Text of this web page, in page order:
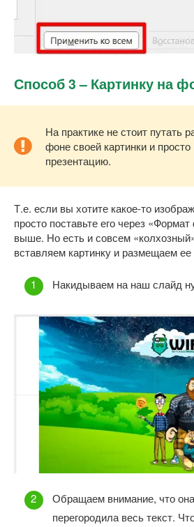
Способ 3 – Картинку на
На практике не стоит путать
фоне своей картинки и просто
презентацию.
Т.е. если вы хотите какое-то
просто поставьте его через
выше. Но есть и совсем
вставляем картинку и размещаем
Накидываем на наш слайд
Обращаем внимание, что
перегородила весь текст.